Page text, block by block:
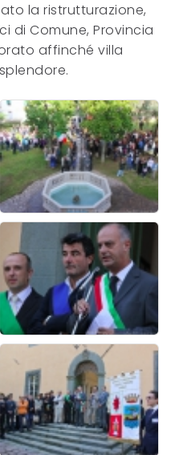
la ristrutturazione,
di Comune, Provincia
affinché villa